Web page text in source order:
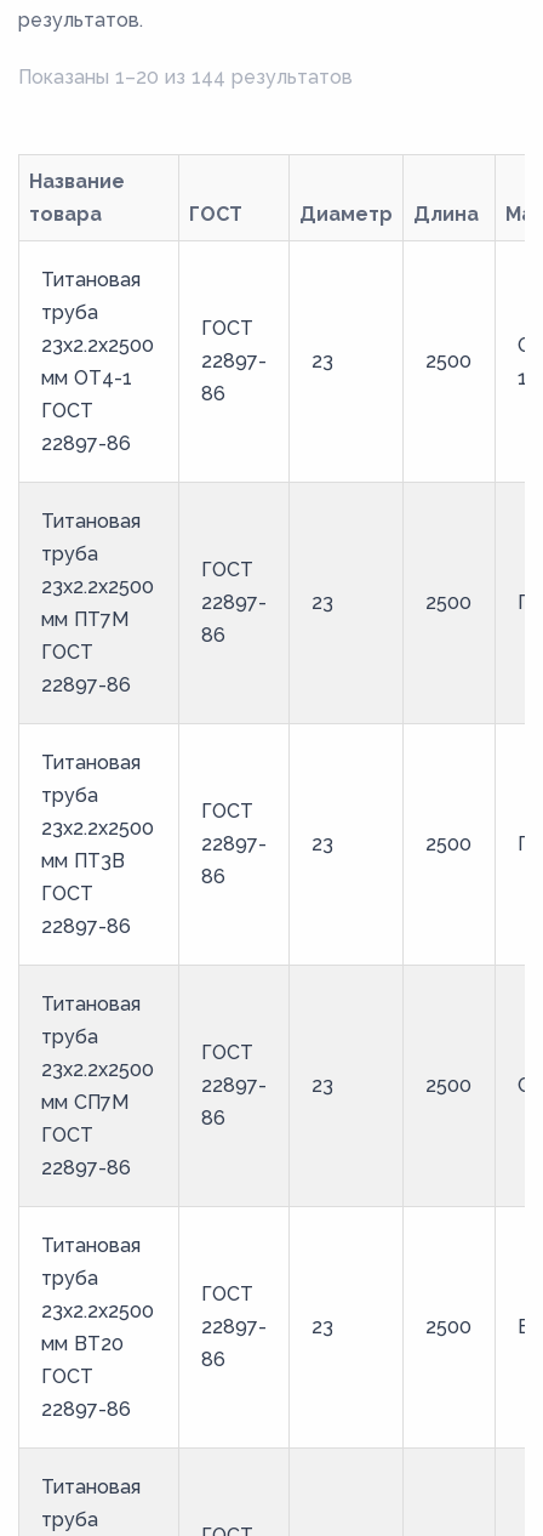
80
9
90
результатов.
Показаны 1–20 из 144 результатов
Название
товара
ГОСТ Диаметр Длина
Титановая
труба
23х2.2х2500
мм ОТ4-1
ГОСТ
22897-86
ГОСТ
22897-
86
23 2500
1
Титановая
труба
23х2.2х2500
мм ПТ7М
ГОСТ
22897-86
ГОСТ
22897-
86
23 2500
Титановая
труба
23х2.2х2500
мм ПТ3В
ГОСТ
22897-86
ГОСТ
22897-
86
23 2500
Титановая
труба
23х2.2х2500
мм СП7М
ГОСТ
22897-86
ГОСТ
22897-
86
23 2500
Титановая
труба
23х2.2х2500
мм ВТ20
ГОСТ
22897-86
ГОСТ
22897-
86
23 2500
Титановая
труба